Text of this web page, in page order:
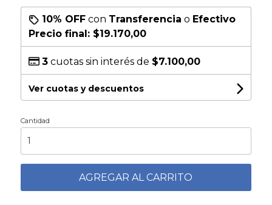
10% OFFcon Transferencia o Efectivo
Precio final: $19.170,00
3cuotas sin interés de $7.100,00
Ver cuotas y descuentos
Cantidad
AGREGAR AL CARRITO